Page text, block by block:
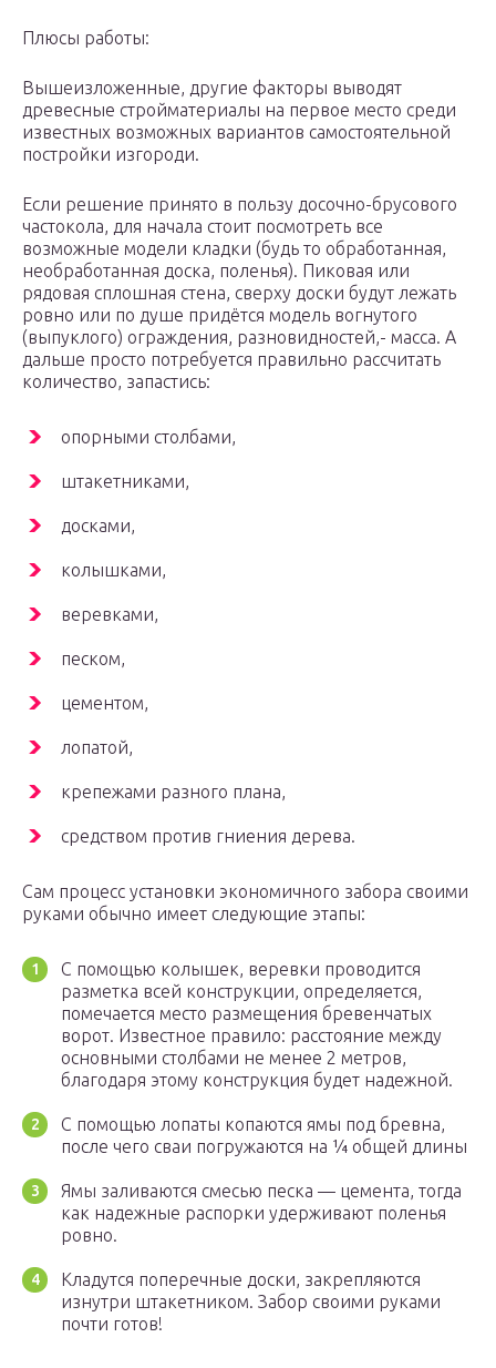
Плюсы работы:
Вышеизложенные, другие факторы выводят
древесные стройматериалы на первое место среди
известных возможных вариантов самостоятельной
постройки изгороди.
Если решение принято в пользу досочно-брусового
частокола, для начала стоит посмотреть все
возможные модели кладки (будь то обработанная,
необработанная доска, поленья). Пиковая или
рядовая сплошная стена, сверху доски будут лежать
ровно или по душе придётся модель вогнутого
(выпуклого) ограждения, разновидностей,- масса. А
дальше просто потребуется правильно рассчитать
количество, запастись:
опорными столбами,
штакетниками,
досками,
колышками,
веревками,
песком,
цементом,
лопатой,
крепежами разного плана,
средством против гниения дерева.
Сам процесс установки экономичного забора своими
руками обычно имеет следующие этапы:
С помощью колышек, веревки проводится
разметка всей конструкции, определяется,
помечается место размещения бревенчатых
ворот. Известное правило: расстояние между
основными столбами не менее 2 метров,
благодаря этому конструкция будет надежной.
С помощью лопаты копаются ямы под бревна,
после чего сваи погружаются на ¼ общей длины
Ямы заливаются смесью песка — цемента, тогда
как надежные распорки удерживают поленья
ровно.
Кладутся поперечные доски, закрепляются
изнутри штакетником. Забор своими руками
почти готов!